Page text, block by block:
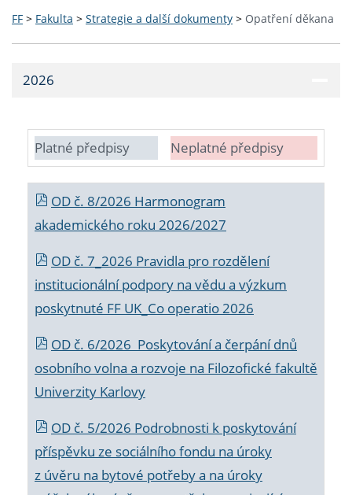
FF > Fakulta > Strategie a další dokumenty > Opatření děkana
2026
Platné předpisy Neplatné předpisy
OD č. 8/2026 Harmonogram
akademického roku 2026/2027
OD č. 7_2026 Pravidla pro rozdělení
institucionální podpory na vědu a výzkum
poskytnuté FF UK_Co operatio 2026
OD č. 6/2026 Poskytování a čerpání dnů
osobního volna a rozvoje na Filozofické fakultě
Univerzity Karlovy
OD č. 5/2026 Podrobnosti k poskytování
příspěvku ze sociálního fondu na úroky
z úvěru na bytové potřeby a na úroky